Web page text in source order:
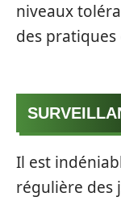
niveaux
des pratiques
Il est
régulière des